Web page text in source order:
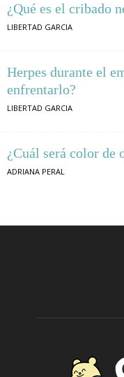
¿Qué es el cribado
LIBERTAD GARCIA
Herpes durante el
enfrentarlo?
LIBERTAD GARCIA
¿Cuál será color de
ADRIANA PERAL